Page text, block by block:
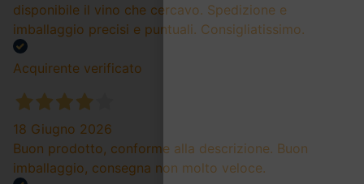
disponibile il vino che cercavo. Spedizione e
imballaggio precisi e puntuali. Consigliatissimo.
Acquirente verificato
18 Giugno 2026
Buon prodotto, conforme alla descrizione. Buon
imballaggio, consegna non molto veloce.